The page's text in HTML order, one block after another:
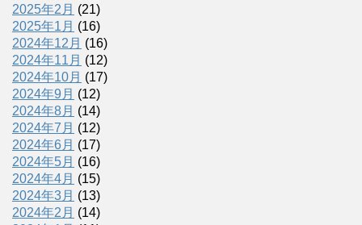
2025年2月 (21)
2025年1月 (16)
2024年12月 (16)
2024年11月 (12)
2024年10月 (17)
2024年9月 (12)
2024年8月 (14)
2024年7月 (12)
2024年6月 (17)
2024年5月 (16)
2024年4月 (15)
2024年3月 (13)
2024年2月 (14)